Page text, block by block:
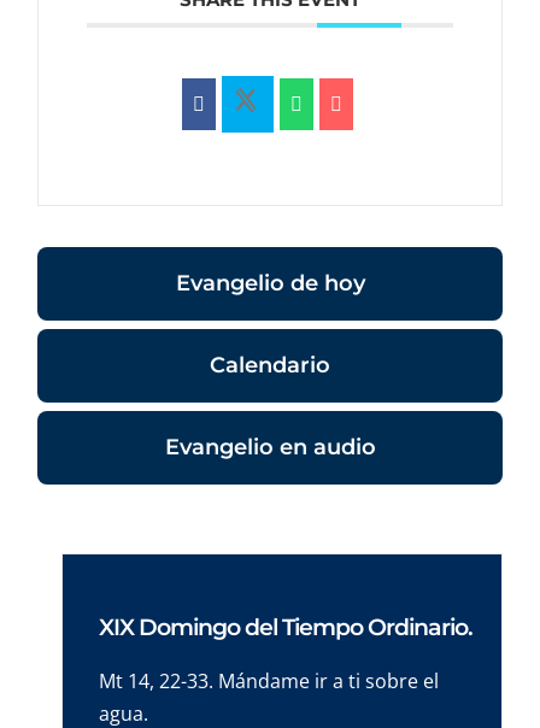
Evangelio de hoy
Calendario
Evangelio en audio
XIX Domingo del Tiempo Ordinario.
Mt 14, 22-33. Mándame ir a ti sobre el
agua.